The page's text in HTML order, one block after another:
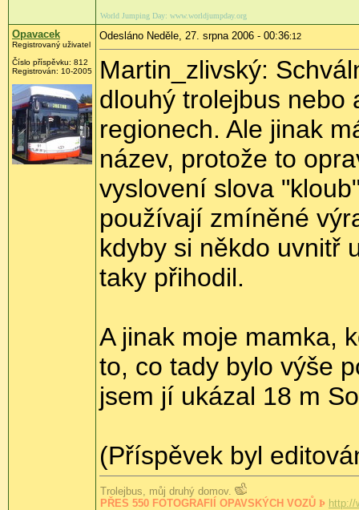
World Jumping Day: www.worldjumpday.org
Opavacek
Registrovaný uživatel
Číslo příspěvku: 812
Registrován: 10-2005
Odesláno Neděle, 27. srpna 2006 - 00:36:12
Martin_zlivský:
dlouhý trolejbus nebo
regionech. Ale jinak
název, protože to
vyslovení slova
používají zmíněné
kdyby si někdo uvnitř
taky přihodil.
A jinak moje mamka,
to, co tady bylo výše
jsem jí ukázal 18 m
(Příspěvek byl
Trolejbus, můj druhý domov.
PŘES 550 FOTOGRAFIÍ OPAVSKÝCH VOZŮ Þ http://